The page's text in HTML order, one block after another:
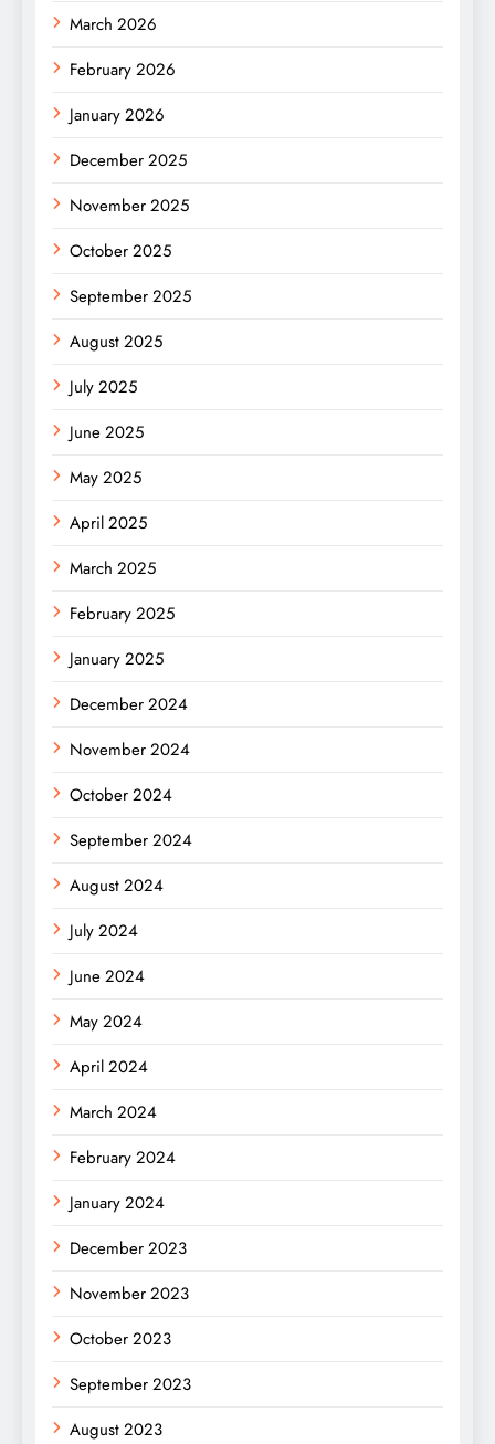
March 2026
February 2026
January 2026
December 2025
November 2025
October 2025
September 2025
August 2025
July 2025
June 2025
May 2025
April 2025
March 2025
February 2025
January 2025
December 2024
November 2024
October 2024
September 2024
August 2024
July 2024
June 2024
May 2024
April 2024
March 2024
February 2024
January 2024
December 2023
November 2023
October 2023
September 2023
August 2023